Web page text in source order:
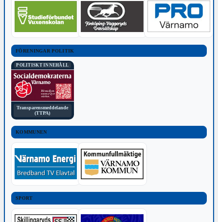
FÖRENINGAR POLITIK
POLITISKT INNEHÅLL
Transparensmeddelande
(TTPA)
KOMMUNEN
SPORT